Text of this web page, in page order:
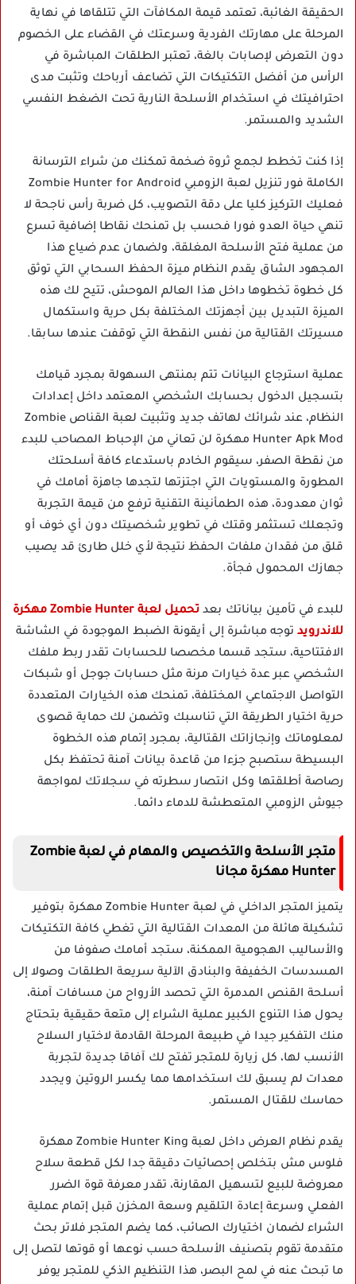
الحقيقة الغائبة، تعتمد قيمة المكافآت التي تتلقاها في نهاية
المرحلة على مهارتك الفردية وسرعتك في القضاء على الخصوم
دون التعرض لإصابات بالغة، تعتبر الطلقات المباشرة في
الرأس من أفضل التكتيكات التي تضاعف أرباحك وتثبت مدى
احترافيتك في استخدام الأسلحة النارية تحت الضغط النفسي
الشديد والمستمر.
إذا كنت تخطط لجمع ثروة ضخمة تمكنك من شراء الترسانة
الكاملة فور تنزيل لعبة الزومبي Zombie Hunter for Android
فعليك التركيز كليا على دقة التصويب، كل ضربة رأس ناجحة لا
تنهي حياة العدو فورا فحسب بل تمنحك نقاطا إضافية تسرع
من عملية فتح الأسلحة المغلقة، ولضمان عدم ضياع هذا
المجهود الشاق يقدم النظام ميزة الحفظ السحابي التي توثق
كل خطوة تخطوها داخل هذا العالم الموحش، تتيح لك هذه
الميزة التبديل بين أجهزتك المختلفة بكل حرية واستكمال
مسيرتك القتالية من نفس النقطة التي توقفت عندها سابقا.
عملية استرجاع البيانات تتم بمنتهى السهولة بمجرد قيامك
بتسجيل الدخول بحسابك الشخصي المعتمد داخل إعدادات
النظام، عند شرائك لهاتف جديد وتثبيت لعبة القناص Zombie
Hunter Apk Mod مهكرة لن تعاني من الإحباط المصاحب للبدء
من نقطة الصفر، سيقوم الخادم باستدعاء كافة أسلحتك
المطورة والمستويات التي اجتزتها لتجدها جاهزة أمامك في
ثوان معدودة، هذه الطمأنينة التقنية ترفع من قيمة التجربة
وتجعلك تستثمر وقتك في تطوير شخصيتك دون أي خوف أو
قلق من فقدان ملفات الحفظ نتيجة لأي خلل طارئ قد يصيب
جهازك المحمول فجأة.
للبدء في تأمين بياناتك بعد
تحميل لعبة Zombie Hunter مهكرة
للاندرويد توجه مباشرة إلى أيقونة الضبط الموجودة في الشاشة
الافتتاحية، ستجد قسما مخصصا للحسابات تقدر ربط ملفك
الشخصي عبر عدة خيارات مرنة مثل حسابات جوجل أو شبكات
التواصل الاجتماعي المختلفة، تمنحك هذه الخيارات المتعددة
حرية اختيار الطريقة التي تناسبك وتضمن لك حماية قصوى
لمعلوماتك وإنجازاتك القتالية، بمجرد إتمام هذه الخطوة
البسيطة ستصبح جزءا من قاعدة بيانات آمنة تحتفظ بكل
رصاصة أطلقتها وكل انتصار سطرته في سجلاتك لمواجهة
جيوش الزومبي المتعطشة للدماء دائما.
متجر الأسلحة والتخصيص والمهام في لعبة Zombie
Hunter مهكرة مجانا
يتميز المتجر الداخلي في لعبة Zombie Hunter مهكرة بتوفير
تشكيلة هائلة من المعدات القتالية التي تغطي كافة التكتيكات
والأساليب الهجومية الممكنة، ستجد أمامك صفوفا من
المسدسات الخفيفة والبنادق الآلية سريعة الطلقات وصولا إلى
أسلحة القنص المدمرة التي تحصد الأرواح من مسافات آمنة،
يحول هذا التنوع الكبير عملية الشراء إلى متعة حقيقية بتحتاج
منك التفكير جيدا في طبيعة المرحلة القادمة لاختيار السلاح
الأنسب لها، كل زيارة للمتجر تفتح لك آفاقا جديدة لتجربة
معدات لم يسبق لك استخدامها مما يكسر الروتين ويجدد
حماسك للقتال المستمر.
يقدم نظام العرض داخل لعبة Zombie Hunter King مهكرة
فلوس مش بتخلص إحصائيات دقيقة جدا لكل قطعة سلاح
معروضة للبيع لتسهيل المقارنة، تقدر معرفة قوة الضرر
الفعلي وسرعة إعادة التلقيم وسعة المخزن قبل إتمام عملية
الشراء لضمان اختيارك الصائب، كما يضم المتجر فلاتر بحث
متقدمة تقوم بتصنيف الأسلحة حسب نوعها أو قوتها لتصل إلى
ما تبحث عنه في لمح البصر، هذا التنظيم الذكي للمتجر يوفر